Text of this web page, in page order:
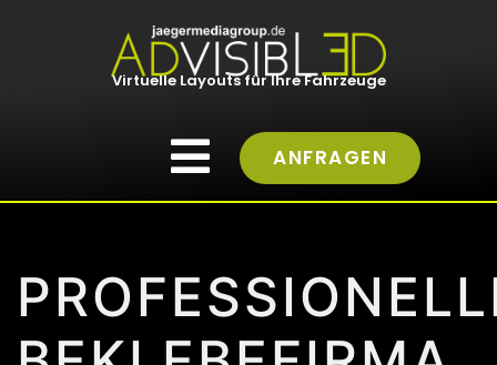
Virtuelle Layouts für Ihre Fahrzeuge
ANFRAGEN